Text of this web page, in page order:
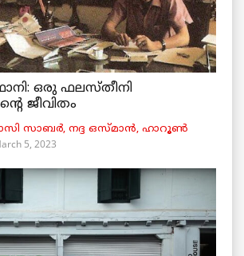
ഒരു ഫലസ്തീനി
ജീവിതം
സാബർ, നദ്ദ ഒസ്മാൻ, ഹാറൂൺ
5, 2023